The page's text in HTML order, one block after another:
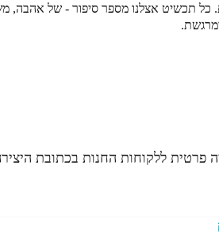
כל תכשיט אצלנו מספר סיפור - של אהבה,